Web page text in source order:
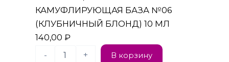
КАМУФЛИРУЮЩАЯ БАЗА №06
(КЛУБНИЧНЫЙ БЛОНД) 10 МЛ
140,00₽
-
+ В корзину